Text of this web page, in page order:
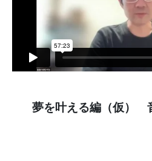
夢を叶える編（仮）